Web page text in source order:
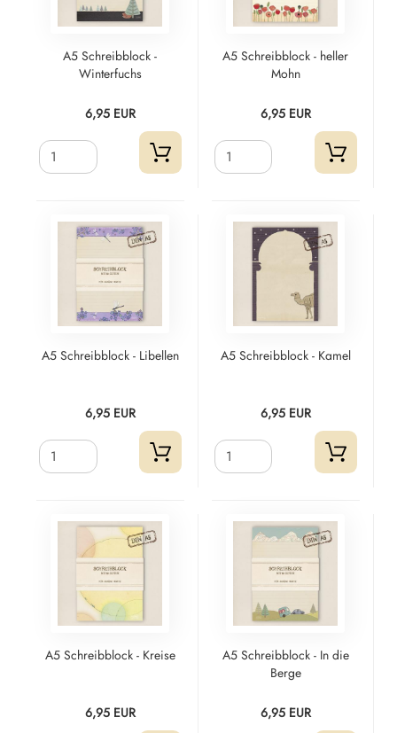
A5 Schreibblock -
Winterfuchs
6,95 EUR
A5 Schreibblock - heller
Mohn
6,95 EUR
A5 Schreibblock - Libellen
6,95 EUR
A5 Schreibblock - Kamel
6,95 EUR
A5 Schreibblock - Kreise
6,95 EUR
A5 Schreibblock - In die
Berge
6,95 EUR